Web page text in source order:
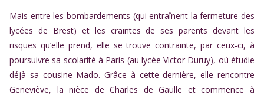
Mais entre les bombardements (qui entraînent la fermeture des
lycées de Brest) et les craintes de ses parents devant les
risques qu’elle prend, elle se trouve contrainte, par ceux-ci, à
poursuivre sa scolarité à Paris (au lycée Victor Duruy), où étudie
déjà sa cousine Mado. Grâce à cette dernière, elle rencontre
Geneviève, la nièce de Charles de Gaulle et commence à